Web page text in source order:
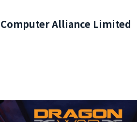
Alliance Limited